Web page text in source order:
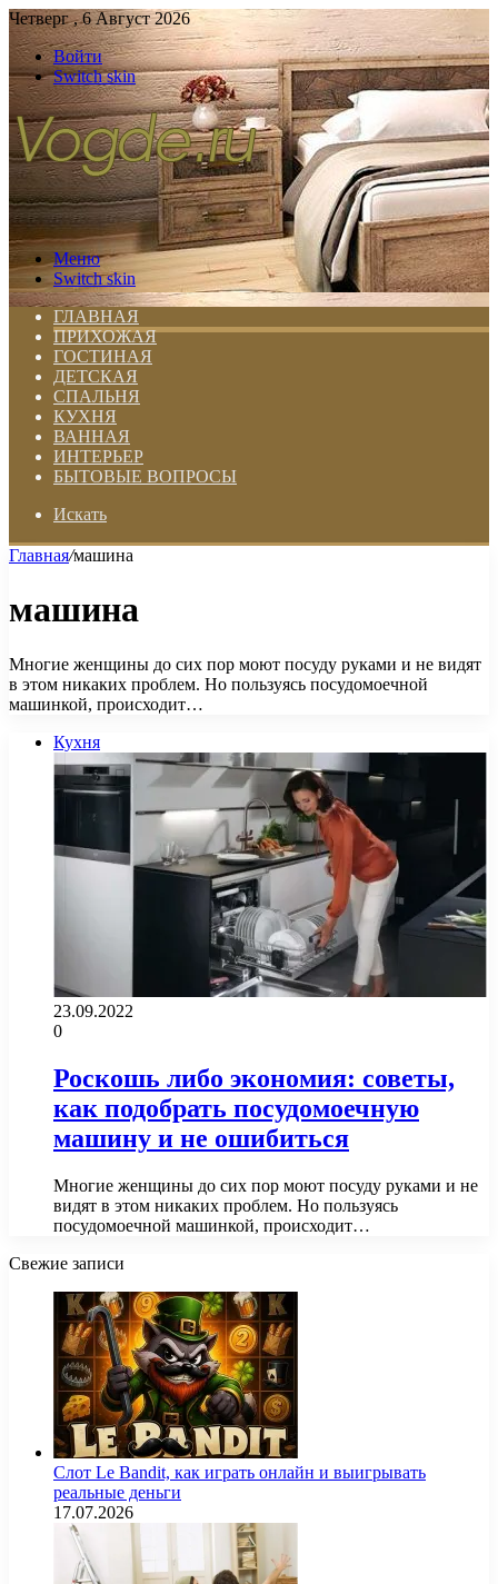
Четверг , 6 Август 2026
Войти
Switch skin
Меню
Switch skin
ГЛАВНАЯ
ПРИХОЖАЯ
ГОСТИНАЯ
ДЕТСКАЯ
СПАЛЬНЯ
КУХНЯ
ВАННАЯ
ИНТЕРЬЕР
БЫТОВЫЕ ВОПРОСЫ
Искать
Главная/машина
машина
Многие женщины до сих пор моют посуду руками и не видят
в этом никаких проблем. Но пользуясь посудомоечной
машинкой, происходит…
Кухня
23.09.2022
0
Роскошь либо экономия: советы,
как подобрать посудомоечную
машину и не ошибиться
Многие женщины до сих пор моют посуду руками и не
видят в этом никаких проблем. Но пользуясь
посудомоечной машинкой, происходит…
Свежие записи
Слот Le Bandit, как играть онлайн и выигрывать
реальные деньги
17.07.2026